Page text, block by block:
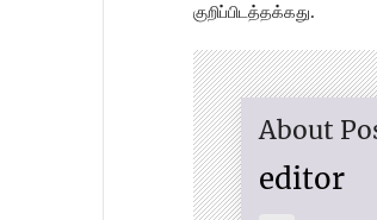
குறிப்பிடத்தக்கது.
About
editor